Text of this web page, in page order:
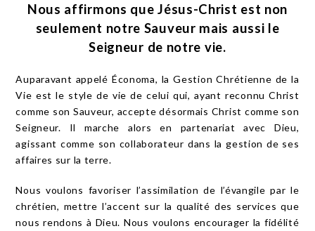
Nous affirmons que Jésus-Christ est non
seulement notre Sauveur mais aussi le
Seigneur de notre vie.
Auparavant appelé Économa, la Gestion Chrétienne de la
Vie est le style de vie de celui qui, ayant reconnu Christ
comme son Sauveur, accepte désormais Christ comme son
Seigneur. Il marche alors en partenariat avec Dieu,
agissant comme son collaborateur dans la gestion de ses
affaires sur la terre.
Nous voulons favoriser l’assimilation de l’évangile par le
chrétien, mettre l’accent sur la qualité des services que
nous rendons à Dieu. Nous voulons encourager la fidélité